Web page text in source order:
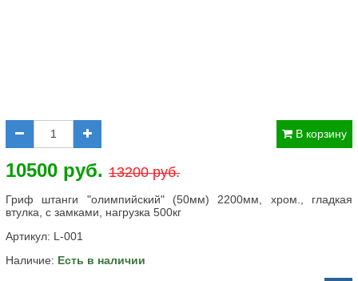
В корзину
10500 руб. 13200 руб.
Гриф штанги "олимпийский" (50мм) 2200мм, хром., гладкая
втулка, с замками, нагрузка 500кг
Артикул: L-001
Наличие: Есть в наличии